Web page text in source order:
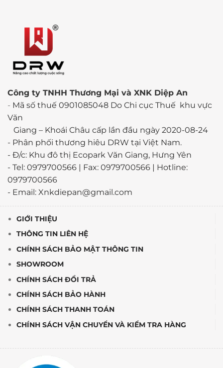
Công ty TNHH Thương Mại và XNK Diệp An
- Mã số thuế 0901085048 Do Chi cục Thuế khu vực
Văn
Giang – Khoái Châu cấp lần đầu ngày 2020-08-24
- Phân phối thương hiêu DRW tại Việt Nam.
- Đ/c: Khu đô thị Ecopark Văn Giang, Hưng Yên
- Tel: 0979700566 | Fax: 0979700566 | Hotline:
0979700566
- Email: Xnkdiepan@gmail.com
GIỚI THIỆU
THÔNG TIN LIÊN HỆ
CHÍNH SÁCH BẢO MẬT THÔNG TIN
SHOWROOM
CHÍNH SÁCH ĐỔI TRẢ
CHÍNH SÁCH BẢO HÀNH
CHÍNH SÁCH THANH TOÁN
CHÍNH SÁCH VẬN CHUYỂN VÀ KIỂM TRA HÀNG